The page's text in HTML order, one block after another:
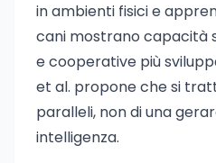
in ambienti fisici e
cani mostrano capacità
e cooperative più
et al. propone che si
paralleli, non di una
intelligenza.